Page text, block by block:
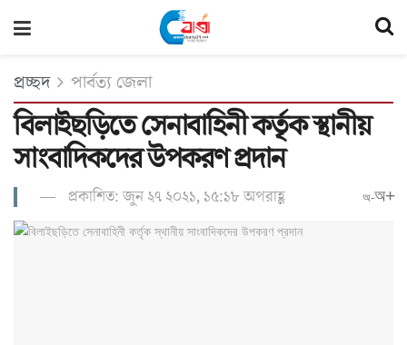
প্রচ্ছদ পার্বত্য জেলা
বিলাইছড়িতে সেনাবাহিনী কর্তৃক স্থানীয়
সাংবাদিকদের উপকরণ প্রদান
প্রকাশিত: জুন ২৭ ২০২১, ১৫:১৮ অপরাহ্ণ অ-অ+